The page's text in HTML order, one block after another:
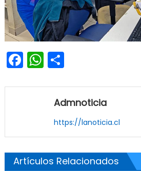
Facebook
WhatsApp
Share
Admnoticia
https://lanoticia.cl
Artículos Relacionados